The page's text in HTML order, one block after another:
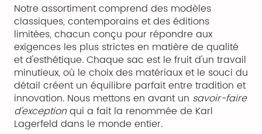
Notre assortiment comprend des modèles
classiques, contemporains et des éditions
limitées, chacun conçu pour répondre aux
exigences les plus strictes en matière de qualité
et d'esthétique. Chaque sac est le fruit d'un travail
minutieux, où le choix des matériaux et le souci du
détail créent un équilibre parfait entre tradition et
innovation. Nous mettons en avant un savoir-faire
d'exceptionqui a fait la renommée de Karl
Lagerfeld dans le monde entier.